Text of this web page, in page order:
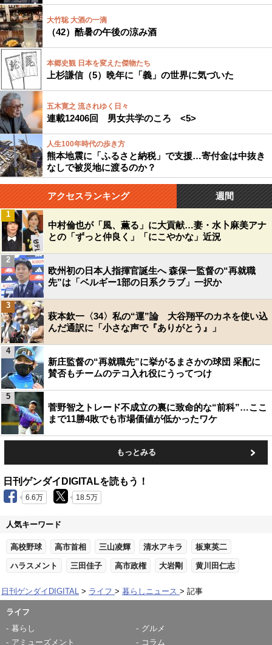
大竹聡 大酒の一滴
（42）酷暑の午後の涼み酒
本郷史観 日本を変えた傑物たち
上杉謙信（5）晩年に「義」の世界に気づいた
五木寛之 流されゆく日々
連載12406回 男女共学のころ <5>
人生100年時代の歩き方
熊本地震に「ふるさと納税」で支援…寄付金は中抜き
なしで被災地に渡るのか？
アクセスランキング 週間
中村倫也が「風、薫る」に大貢献…妻・水卜麻美アナ
との「ずっと仲良く」「にこやかな」近況
1
欧州初の日本人指揮官誕生へ 森保一監督の“再就職
先”は「ベルギー1部の日系クラブ」一択か
2
萩本欽一〈34〉私の“運”論 大谷翔平のカネを使い込
んだ通訳に「小さな声で『ありがとう』」
3
新庄監督の“再就職先”に挙がるまさかの球団 采配に
賛否もチームのテコ入れ役にうってつけ
4
菅野智之トレード不成立の裏に致命的な“前科”…ここ
まで11勝4敗でも市場価値が低かったワケ
5
もっとみる
日刊ゲンダイDIGITALを読もう！
6.6万 18.5万
人気キーワード
高校野球 高市首相 三山凌輝 清水アキラ 板東英二
ハラスメント 三田佳子 高市政権 大岩剛 黄川田仁志
日刊ゲンダイDIGITAL ライフ 暮らしニュース 記事
ライフ
暮らし
グルメ
アミューズメント
コラム